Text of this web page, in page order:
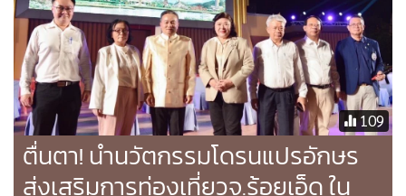
109
ตื่นตา! นำนวัตกรรมโดรนแปรอักษร
ส่งเสริมการท่องเที่ยวจ.ร้อยเอ็ด ใน